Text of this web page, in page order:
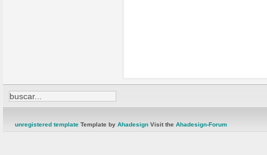
unregistered template Template by Ahadesign Visit the Ahadesign-Forum